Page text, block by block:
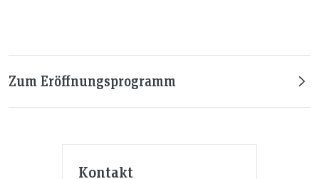
Kontakt
Zum Eröffnungsprogramm